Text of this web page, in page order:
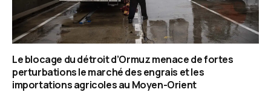
Le blocage du détroit d’Ormuz menace de fortes
perturbations le marché des engrais et les
importations agricoles au Moyen-Orient